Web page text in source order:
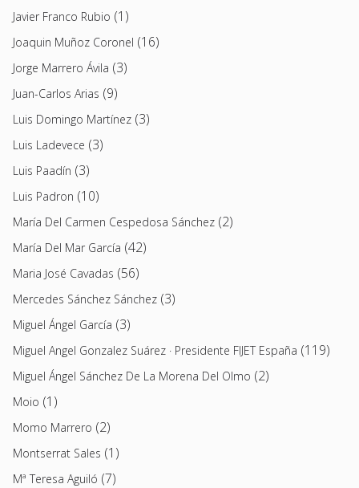
Javier Franco Rubio (1)
Joaquin Muñoz Coronel (16)
Jorge Marrero Ávila (3)
Juan-Carlos Arias (9)
Luis Domingo Martínez (3)
Luis Ladevece (3)
Luis Paadín (3)
Luis Padron (10)
María Del Carmen Cespedosa Sánchez (2)
María Del Mar García (42)
Maria José Cavadas (56)
Mercedes Sánchez Sánchez (3)
Miguel Ángel García (3)
Miguel Angel Gonzalez Suárez · Presidente FIJET España (119)
Miguel Ángel Sánchez De La Morena Del Olmo (2)
Moio (1)
Momo Marrero (2)
Montserrat Sales (1)
Mª Teresa Aguiló (7)